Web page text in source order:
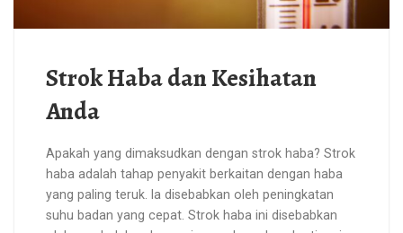
Strok Haba dan Kesihatan
Anda
Apakah yang dimaksudkan dengan strok haba? Strok
haba adalah tahap penyakit berkaitan dengan haba
yang paling teruk. Ia disebabkan oleh peningkatan
suhu badan yang cepat. Strok haba ini disebabkan